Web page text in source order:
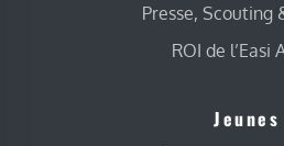
Presse, Scouting
ROI de l’Easi
Jeunes